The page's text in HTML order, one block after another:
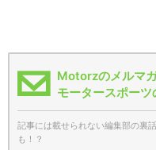
Motorzのメルマ
モータースポーツ
記事には載せられない編集部の裏
も！？